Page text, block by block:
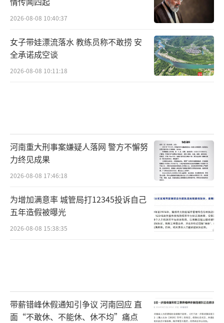
2026-08-08 10:40:37
女子带娃漂流落水 教练员称不敢捞 安
全承诺成空谈
2026-08-08 10:11:18
河南重大刑事案嫌疑人落网 警方不懈努
力终见成果
2026-08-08 17:46:18
为增加满意率 城管局打12345投诉自己
五年造假被曝光
2026-08-08 15:38:35
带薪错峰休假通知引争议 河南回应 直
面“不敢休、不能休、休不均”痛点